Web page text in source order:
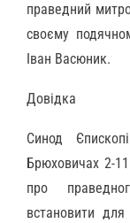
праведний
своєму
Іван Васюник.
Довідка
Синод
Брюховичах 2-
про
встановити